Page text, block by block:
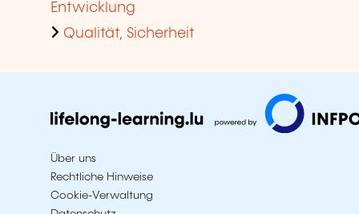
Entwicklung
Qualität, Sicherheit
Über uns
Rechtliche Hinweise
Cookie-Verwaltung